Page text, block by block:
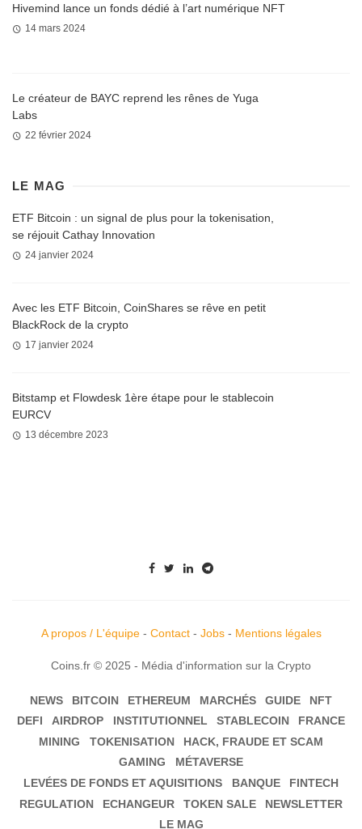
Hivemind lance un fonds dédié à l’art numérique NFT
14 mars 2024
Le créateur de BAYC reprend les rênes de Yuga
Labs
22 février 2024
LE MAG
ETF Bitcoin : un signal de plus pour la tokenisation,
se réjouit Cathay Innovation
24 janvier 2024
Avec les ETF Bitcoin, CoinShares se rêve en petit
BlackRock de la crypto
17 janvier 2024
Bitstamp et Flowdesk 1ère étape pour le stablecoin
EURCV
13 décembre 2023
A propos / L'équipe- Contact- Jobs- Mentions légales
Coins.fr © 2025 - Média d'information sur la Crypto
NEWS BITCOIN ETHEREUM MARCHÉS GUIDE
NFT
DEFI
AIRDROP INSTITUTIONNEL STABLECOIN
FRANCE
MINING
TOKENISATION
HACK, FRAUDE ET SCAM
GAMING
MÉTAVERSE
LEVÉES DE FONDS ET AQUISITIONS
BANQUE
FINTECH
REGULATION
ECHANGEUR TOKEN SALE
NEWSLETTER
LE MAG